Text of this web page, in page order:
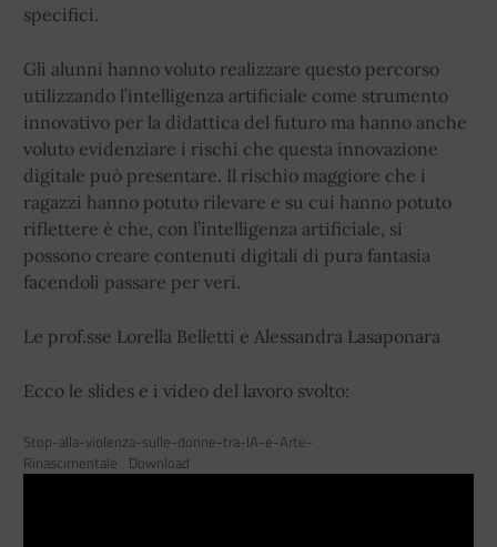
specifici.
Gli alunni hanno voluto realizzare questo percorso
utilizzando l’intelligenza artificiale come strumento
innovativo per la didattica del futuro ma hanno anche
voluto evidenziare i rischi che questa innovazione
digitale può presentare. Il rischio maggiore che i
ragazzi hanno potuto rilevare e su cui hanno potuto
riflettere è che, con l’intelligenza artificiale, si
possono creare contenuti digitali di pura fantasia
facendoli passare per veri.
Le prof.sse Lorella Belletti e Alessandra Lasaponara
Ecco le slides e i video del lavoro svolto:
Stop-alla-violenza-sulle-donne-tra-IA-e-Arte-
Rinascimentale Download